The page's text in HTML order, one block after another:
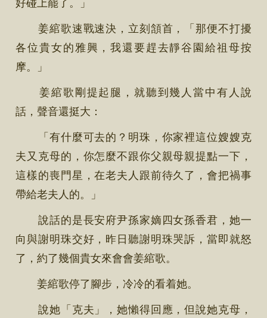
姜綰歌速戰速決，立刻頷首，「那便不打擾
各位貴女的雅興，我還要趕去靜谷園給祖母按
摩。」
姜綰歌剛提起腿，就聽到幾人當中有人說
話，聲音還挺大：
「有什麼可去的？明珠，你家裡這位嫂嫂克
夫又克母的，你怎麼不跟你父親母親提點一下，
這樣的喪門星，在老夫人跟前待久了，會把禍事
帶給老夫人的。」
說話的是長安府尹孫家嫡四女孫香君，她一
向與謝明珠交好，昨日聽謝明珠哭訴，當即就怒
了，約了幾個貴女來會會姜綰歌。
姜綰歌停了腳步，冷冷的看着她。
說她「克夫」，她懶得回應，但說她克母，